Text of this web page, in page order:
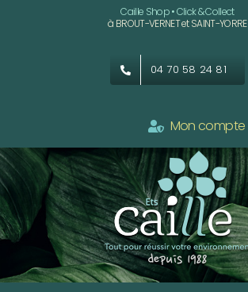
Caille Shop • Click & Collect
à BROUT-VERNET et SAINT-YORRE
04 70 58 24 81
Mon compte